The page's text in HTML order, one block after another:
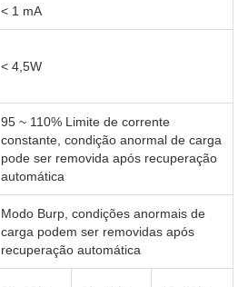
< 1 mA
< 4,5W
95 ~ 110% Limite de corrente
constante, condição anormal de carga
pode ser removida após recuperação
automática
Modo Burp, condições anormais de
carga podem ser removidas após
recuperação automática